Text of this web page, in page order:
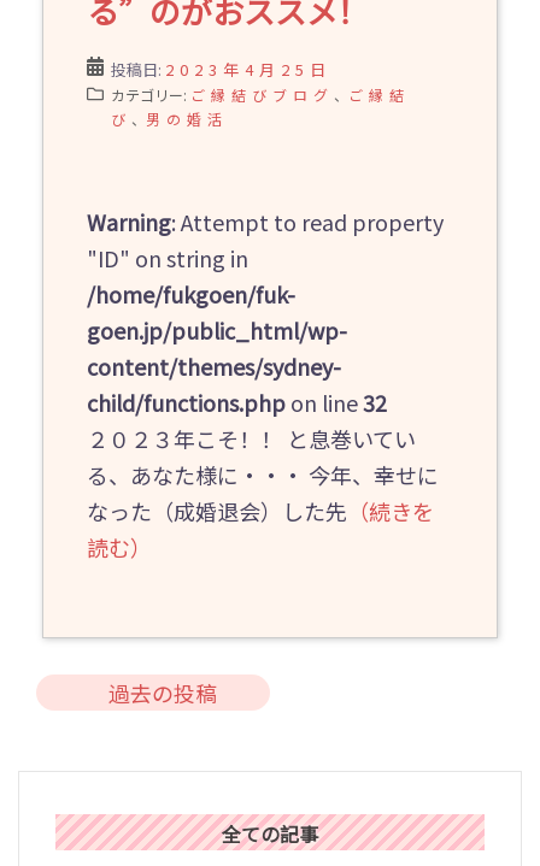
る”のがおススメ！
投稿日: 2023年4月25日
カテゴリー: ご縁結びブログ 、
ご縁結
び 、 男の婚活
Warning: Attempt to read property
"ID" on string in
/home/fukgoen/fuk-
goen.jp/public_html/wp-
content/themes/sydney-
child/functions.phpon line32
２０２３年こそ！！ と息巻いてい
る、あなた様に・・・ 今年、幸せに
なった（成婚退会）した先 （続きを
読む）
投
ナ
ゲ
過去の投稿
全ての記事